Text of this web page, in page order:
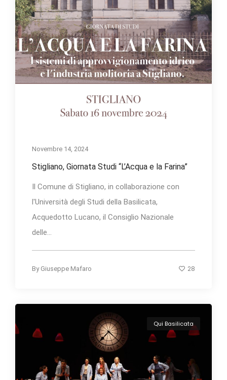
Novembre 14, 2024
Stigliano, Giornata Studi “L’Acqua e la Farina”
Il Comune di Stigliano, in collaborazione con
l'Università degli Studi della Basilicata,
Acquedotto Lucano, il Consiglio Nazionale
delle...
By Giuseppe Mafaro 28
Qui Basilicata